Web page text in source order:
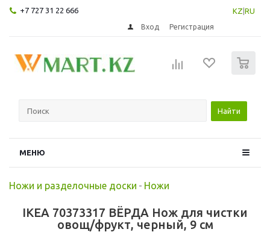
+7 727 31 22 666 KZ RU
Вход Регистрация
Найти
МЕНЮ
Ножи и разделочные доски - Ножи
IKEA 70373317 ВЁРДА Нож для чистки
овощ/фрукт, черный, 9 см